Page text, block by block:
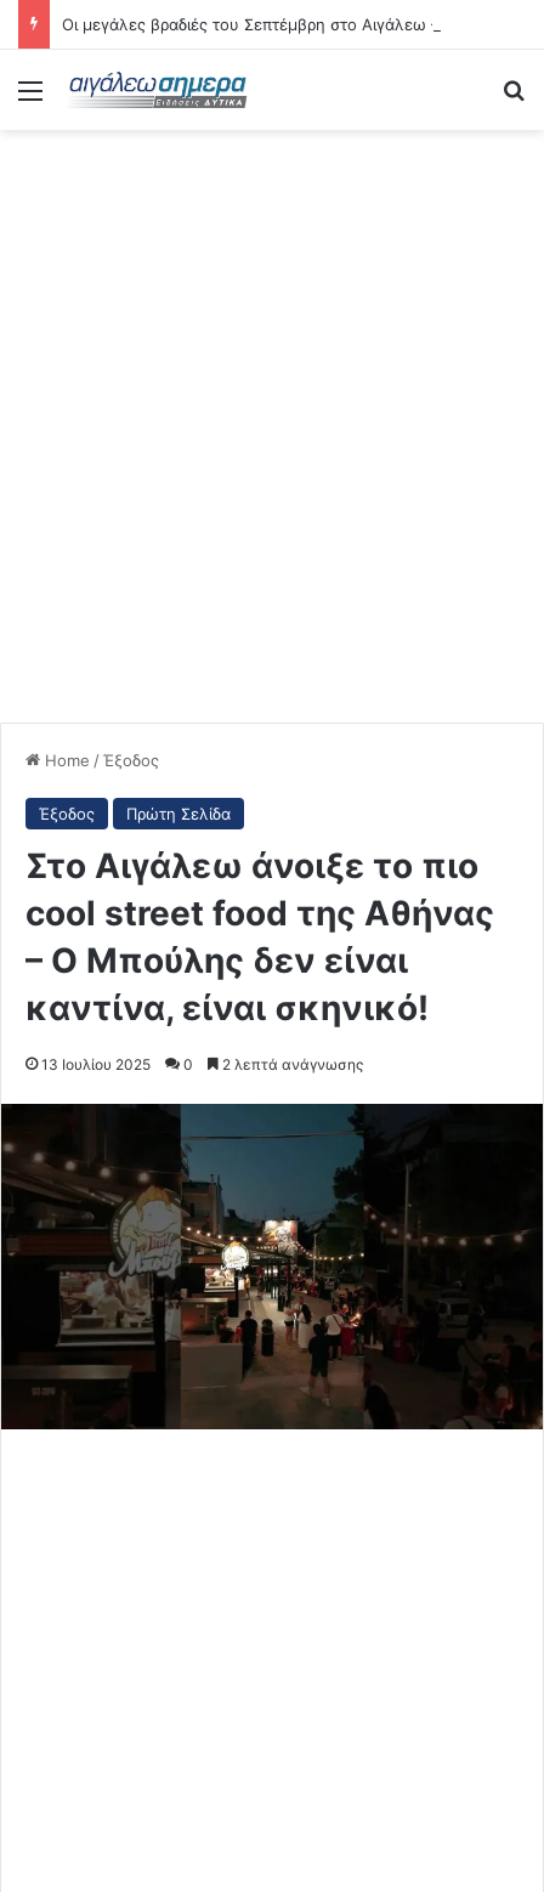
Menu
Home /Έξοδος
Έξοδος Πρώτη Σελίδα
Στο Αιγάλεω άνοιξε το πιο
cool street food της Αθήνας
– Ο Μπούλης δεν είναι
καντίνα, είναι σκηνικό!
13 Ιουλίου 2025 0 2 λεπτά ανάγνωσης